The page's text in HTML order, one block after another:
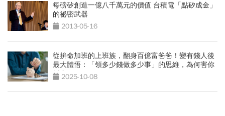
每磅矽創造一億八千萬元的價值 台積電「點矽成金」
的祕密武器
2013-05-16
從拚命加班的上班族，翻身百億富爸爸！變有錢人後
最大體悟：「領多少錢做多少事」的思維，為何害你
變窮？
2025-10-08